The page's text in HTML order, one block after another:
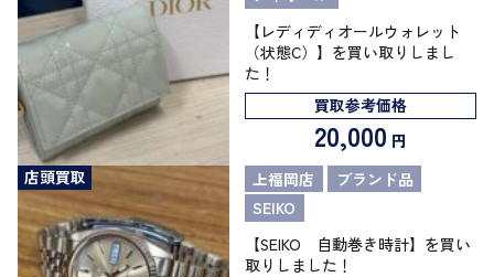
【レディディオールウォレット
（状態C）】を買い取りしまし
た！
買取参考価格
20,000 円
店頭買取
上福岡店
ブランド品
SEIKO
【SEIKO 自動巻き時計】を買い
取りしました！